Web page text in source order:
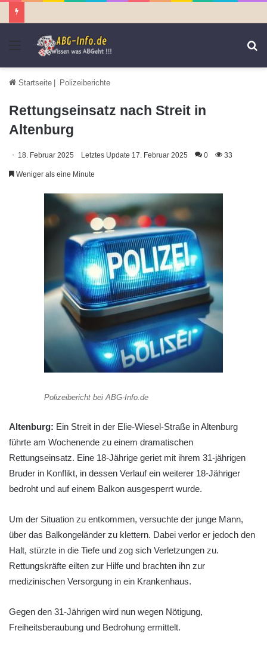
Menü
Startseite | Polizeiberichte
Rettungseinsatz nach Streit in
Altenburg
18. Februar 2025 Letztes Update 17. Februar 2025 0 33
Weniger als eine Minute
Polizeibericht bei ABG-Info.de
Altenburg: Ein Streit in der Elie-Wiesel-Straße in Altenburg
führte am Wochenende zu einem dramatischen
Rettungseinsatz. Eine 18-Jährige geriet mit ihrem 31-jährigen
Bruder in Konflikt, in dessen Verlauf ein weiterer 18-Jähriger
bedroht und auf einem Balkon ausgesperrt wurde.
Um der Situation zu entkommen, versuchte der junge Mann,
über das Balkongeländer zu klettern. Dabei verlor er jedoch den
Halt, stürzte in die Tiefe und zog sich Verletzungen zu.
Rettungskräfte eilten zur Hilfe und brachten ihn zur
medizinischen Versorgung in ein Krankenhaus.
Gegen den 31-Jährigen wird nun wegen Nötigung,
Freiheitsberaubung und Bedrohung ermittelt.